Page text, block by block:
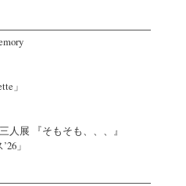
」
人展 『そもそも、、、』
」